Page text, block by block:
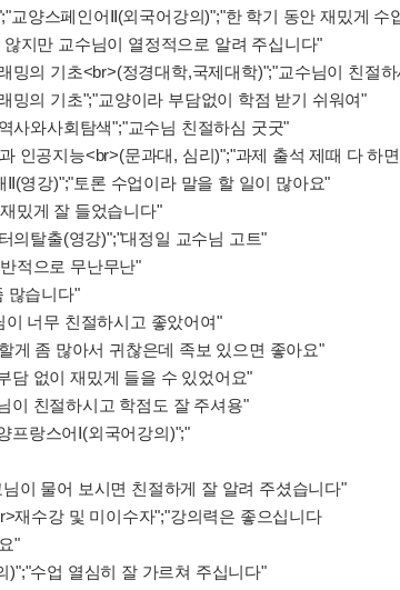
교양스페인어Ⅱ(외국어강의)";"한 학기 동안 재밌게 수
지만 교수님이 열정적으로 알려 주십니다"
밍의 기초<br>(정경대학,국제대학)";"교수님이 친절
밍의 기초";"교양이라 부담없이 학점 받기 쉬워여"
사와사회탐색";"교수님 친절하심 굿굿"
인공지능<br>(문과대, 심리)";"과제 출석 제때 다 하
영강)";"토론 수업이라 말을 할 일이 많아요"
밌게 잘 들었습니다"
의탈출(영강)";"대정일 교수님 고트"
적으로 무난무난"
많습니다"
너무 친절하시고 좋았어여"
게 좀 많아서 귀찮은데 족보 있으면 좋아요"
담 없이 재밌게 들을 수 있었어요"
이 친절하시고 학점도 잘 주셔용"
프랑스어Ⅰ(외국어강의)";"
이 물어 보시면 친절하게 잘 알려 주셨습니다"
재수강 및 미이수자";"강의력은 좋으십니다
"
)";"수업 열심히 잘 가르쳐 주십니다"